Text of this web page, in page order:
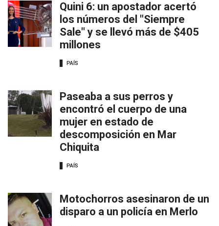
Quini 6: un apostador acertó
los números del "Siempre
Sale" y se llevó más de $405
millones
PAÍS
Paseaba a sus perros y
encontró el cuerpo de una
mujer en estado de
descomposición en Mar
Chiquita
PAÍS
Motochorros asesinaron de un
disparo a un policía en Merlo